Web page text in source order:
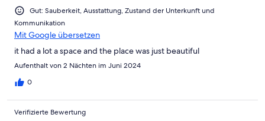
Gut: Sauberkeit, Ausstattung, Zustand der Unterkunft und
Kommunikation
Mit Google übersetzen
it had a lot a space and the place was just beautiful
Aufenthalt von 2 Nächten im Juni 2024
0
Verifizierte Bewertung